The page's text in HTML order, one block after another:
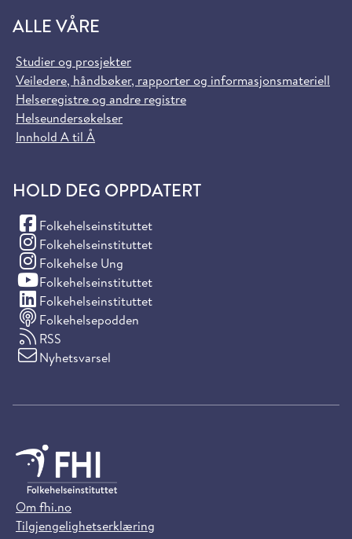
ALLE VÅRE
Studier og prosjekter
Veiledere, håndbøker, rapporter og informasjonsmateriell
Helseregistre og andre registre
Helseundersøkelser
Innhold A til Å
HOLD DEG OPPDATERT
Folkehelseinstituttet
(Facebook)
Folkehelseinstituttet
(Instagram)
Folkehelse Ung
(Instagram)
Folkehelseinstituttet
(YouTube)
Folkehelseinstituttet
(LinkedIn)
Folkehelsepodden
RSS
Nyhetsvarsel
Om fhi.no
Tilgjengelighetserklæring